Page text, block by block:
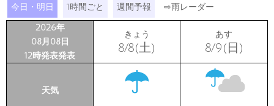
今日・明日 1時間ごと 週間予報 ⇨雨レーダー
2026年
08月08日
12時発表発表
きょう
8/8(土)
あす
8/9(日)
天気